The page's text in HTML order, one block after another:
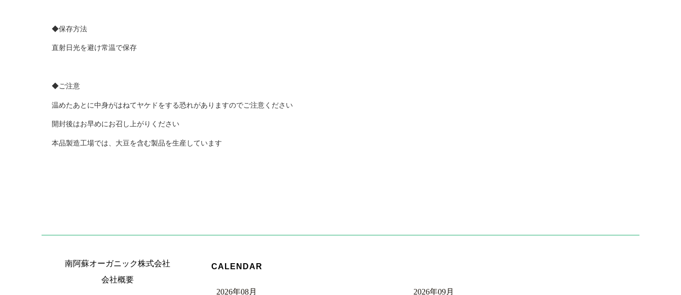
◆保存方法
直射日光を避け常温で保存
◆ご注意
温めたあとに中身がはねてヤケドをする恐れがありますのでご注意ください
開封後はお早めにお召し上がりください
本品製造工場では、大豆を含む製品を生産しています
南阿蘇オーガニック株式会社
会社概要
CALENDAR
2026年08月 2026年09月